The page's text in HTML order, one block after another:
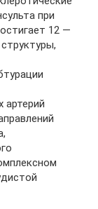
при
12 —
артерий